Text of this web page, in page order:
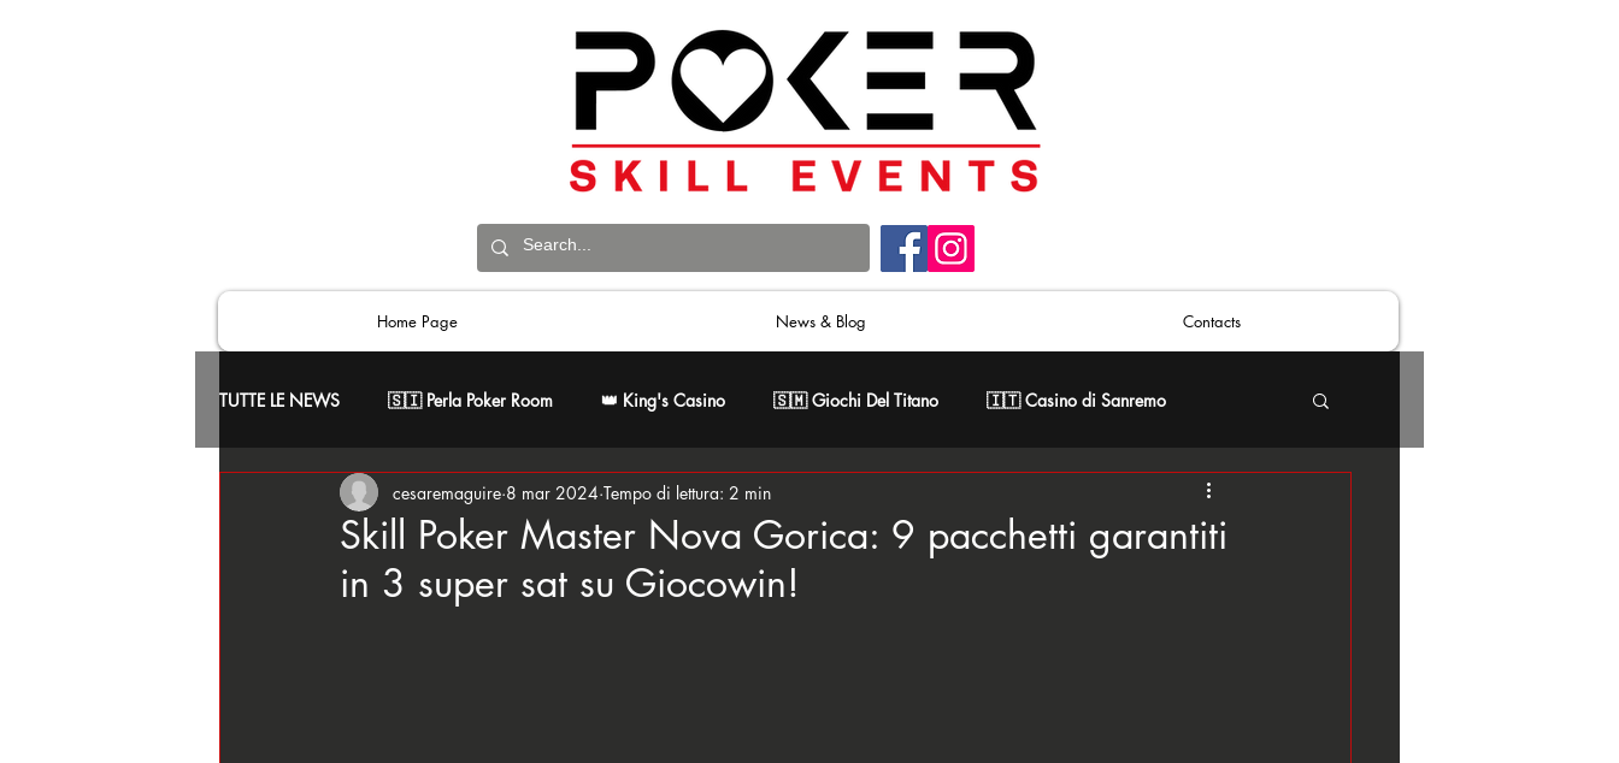
Home Page News & Blog Contacts
TUTTE LE NEWS 🇸🇮 Perla Poker Room 👑 King's Casino 🇸🇲 Giochi Del Titano 🇮🇹 Casino di Sanremo
📢 Comunicati Ufficiali ♥️ Skill Poker Master 🇸🇰 Card Casino Bratislava
Skill Poker Master Nova Gorica: 9 pacchetti garantiti
in 3 super sat su Giocowin!
cesaremaguire 8 mar 2024 Tempo di lettura: 2 min